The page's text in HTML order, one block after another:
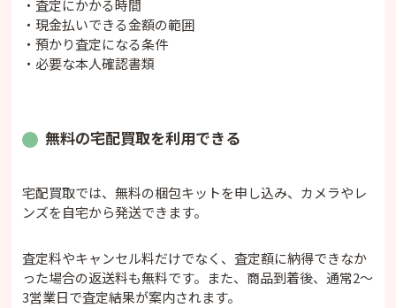
・査定にかかる時間
・現金払いできる金額の範囲
・預かり査定になる条件
・必要な本人確認書類
無料の宅配買取を利用できる
宅配買取では、無料の梱包キットを申し込み、カメラやレ
ンズを自宅から発送できます。
査定料やキャンセル料だけでなく、査定額に納得できなか
った場合の返送料も無料です。また、商品到着後、通常2～
3営業日で査定結果が案内されます。